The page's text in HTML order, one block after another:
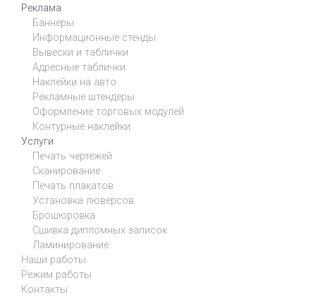
Реклама
Баннеры
Информационные стенды
Вывески и таблички
Адресные таблички
Наклейки на авто
Рекламные штендеры
Оформление торговых модулей
Контурные наклейки
Услуги
Печать чертежей
Сканирование
Печать плакатов
Установка люверсов
Брошюровка
Сшивка дипломных записок
Ламинирование
Наши работы
Режим работы
Контакты